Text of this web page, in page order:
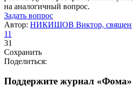
на аналогичный вопрос.
Задать вопрос
Автор: НИКИШОВ Виктор,
11
31
Сохранить
Поделиться:
Поддержите журнал «Фома»